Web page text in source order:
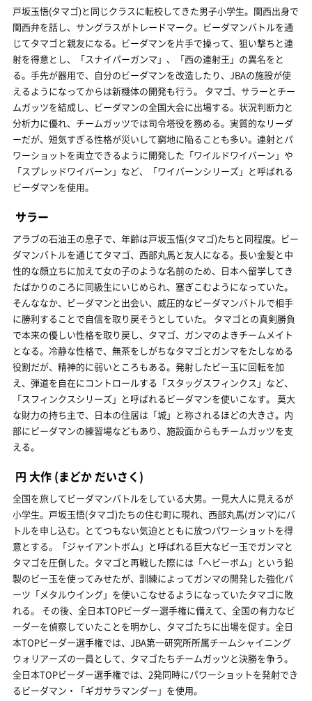
戸坂玉悟(タマゴ)と同じクラスに転校してきた男子小学生。関西出身で
関西弁を話し、サングラスがトレードマーク。ビーダマンバトルを通
じてタマゴと親友になる。ビーダマンを片手で操って、狙い撃ちと連
射を得意とし、「スナイパーガンマ」、「西の連射王」の異名をと
る。手先が器用で、自分のビーダマンを改造したり、JBAの施設が使
えるようになってからは新機体の開発も行う。 タマゴ、サラーとチー
ムガッツを結成し、ビーダマンの全国大会に出場する。状況判断力と
分析力に優れ、チームガッツでは司令塔役を務める。実質的なリーダ
ーだが、短気すぎる性格が災いして窮地に陥ることも多い。連射とパ
ワーショットを両立できるように開発した「ワイルドワイバーン」や
「スプレッドワイバーン」など、「ワイバーンシリーズ」と呼ばれる
ビーダマンを使用。
サラー
アラブの石油王の息子で、年齢は戸坂玉悟(タマゴ)たちと同程度。ビー
ダマンバトルを通じてタマゴ、西部丸馬と友人になる。長い金髪と中
性的な顔立ちに加えて女の子のような名前のため、日本へ留学してき
たばかりのころに同級生にいじめられ、塞ぎこむようになっていた。
そんななか、ビーダマンと出会い、威圧的なビーダマンバトルで相手
に勝利することで自信を取り戻そうとしていた。 タマゴとの真剣勝負
で本来の優しい性格を取り戻し、タマゴ、ガンマのよきチームメイト
となる。冷静な性格で、無茶をしがちなタマゴとガンマをたしなめる
役割だが、精神的に弱いところもある。発射したビー玉に回転を加
え、弾道を自在にコントロールする「スタッグスフィンクス」など、
「スフィンクスシリーズ」と呼ばれるビーダマンを使いこなす。 莫大
な財力の持ち主で、日本の住居は「城」と称されるほどの大きさ。内
部にビーダマンの練習場などもあり、施設面からもチームガッツを支
える。
円 大作 (まどか だいさく)
全国を旅してビーダマンバトルをしている大男。一見大人に見えるが
小学生。戸坂玉悟(タマゴ)たちの住む町に現れ、西部丸馬(ガンマ)にバ
トルを申し込む。とてつもない気迫とともに放つパワーショットを得
意とする。「ジャイアントボム」と呼ばれる巨大なビー玉でガンマと
タマゴを圧倒した。タマゴと再戦した際には「ヘビーボム」という鉛
製のビー玉を使ってみせたが、訓練によってガンマの開発した強化パ
ーツ「メタルウイング」を使いこなせるようになっていたタマゴに敗
れる。 その後、全日本TOPビーダー選手権に備えて、全国の有力なビ
ーダーを偵察していたことを明かし、タマゴたちに出場を促す。全日
本TOPビーダー選手権では、JBA第一研究所所属チームシャイニング
ウォリアーズの一員として、タマゴたちチームガッツと決勝を争う。
全日本TOPビーダー選手権では、2発同時にパワーショットを発射でき
るビーダマン・「ギガサラマンダー」を使用。